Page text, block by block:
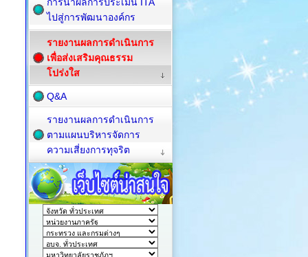
ไปสู่การพัฒนาองค์กร
รายงานผลการดำเนินการ
เพื่อส่งเสริมคุณธรรม
โปร่งใส
Q&A
รายงานผลการดำเนินการ
ตามแผนบริหารจัดการ
ความเสี่ยงการทุจริต